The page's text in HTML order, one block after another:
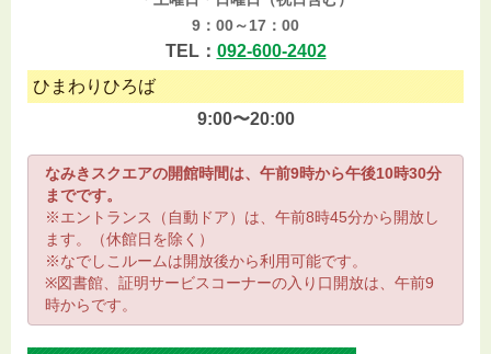
9：00～17：00
TEL： 092-600-2402
ひまわりひろば
9:00〜20:00
なみきスクエアの開館時間は、午前9時から午後10時30分
までです。
※エントランス（自動ドア）は、午前8時45分から開放し
ます。（休館日を除く）
※なでしこルームは開放後から利用可能です。
※図書館、証明サービスコーナーの入り口開放は、午前9
時からです。